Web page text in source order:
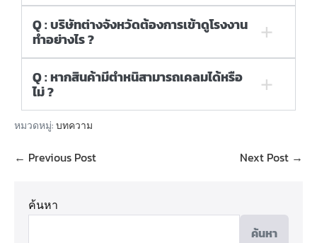
Q : บริษัทต่างจังหวัดต้องการเข้าดูโรงงาน
ทำอย่างไร ?
Q : หากสินค้ามีตำหนิสามารถเคลมได้หรือ
ไม่ ?
หมวดหมู่:บทความ
← Previous Post Next Post →
ค้นหา
ค้นหา